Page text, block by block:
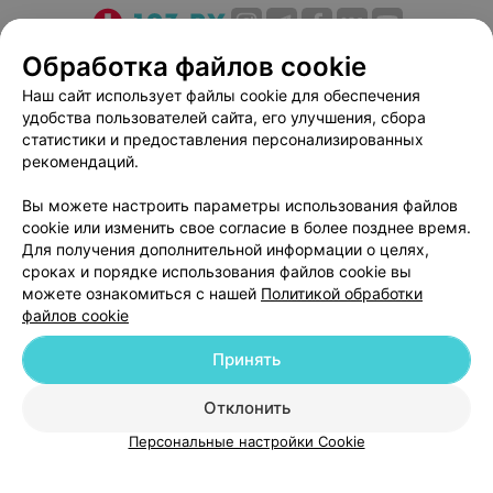
Мужской эстетический педикюр
Цена по запросу
Обработка стоп
Цена по запросу
Обработка пальцев на ногах
Цена по запросу
Комплексы
Покрытие маникюр (выравнивание ногтевой
О проекте Новости проекта
Размещение рекламы
Медицинский маркетинг
Публичный договор
Пользовательское соглашение
Способы оплаты
Вакансии
Партнеры
Написать в поддержку
Персональные настройки cookie
Обработка персональных данных
г. Минск, улица Толбухина, 2, пом. 16 | help@103.by
ВЫ ВЛАДЕЛЕЦ?
Обработка файлов cookie
Наш сайт использует файлы cookie для обеспечения
удобства пользователей сайта, его улучшения, сбора
статистики и предоставления персонализированных
рекомендаций.
Вы можете настроить параметры использования файлов
cookie или изменить свое согласие в более позднее время.
Для получения дополнительной информации о целях,
сроках и порядке использования файлов cookie вы
можете ознакомиться с нашей Политикой обработки
файлов cookie
Отклонить
Принять
Персональные настройки Cookie